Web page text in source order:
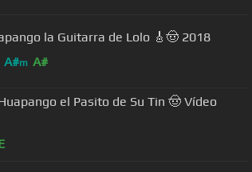
la Guitarra de Lolo 🎸🤠 2018
A#m A#
el Pasito de Su Tin 🤠 Vídeo